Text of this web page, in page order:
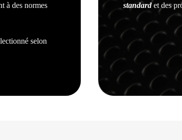
à des normes
selon
standardet des